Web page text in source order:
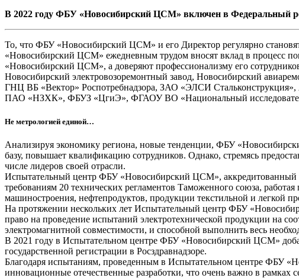
В 2022 году ФБУ «Новосибирский ЦСМ» включен в Федеральный
То, что ФБУ «Новосибирский ЦСМ» и его Директор регулярно
«Новосибирский ЦСМ» ежедневным трудом вносят вклад в процесс
«Новосибирский ЦСМ», а доверяют профессионализму его
Новосибирский электровозоремонтный завод, Новосибирский
ГНЦ ВБ «Вектор» Роспотребнадзора, ЗАО «ЭЛСИ
ПАО «НЗХК», ФБУЗ «ЦгиЭ», ФГАОУ ВО «Национальный
Не метрологией единой…
Анализируя экономику региона, новые тенденции, ФБУ
базу, повышает квалификацию сотрудников. Однако, стремясь
числе лидеров своей отрасли.
Испытательный центр ФБУ «Новосибирский ЦСМ», аккредитованный
требованиям 20 технических регламентов Таможенного союза,
машиностроения, нефтепродуктов, продукции текстильной и легкой
На протяжении нескольких лет Испытательный центр ФБУ
право на проведение испытаний электротехнической продукции на
электромагнитной совместимости, и способной выполнить весь
В 2021 году в Испытательном центре ФБУ «Новосибирский ЦСМ»
государственной регистрации в Росздравнадзоре.
Благодаря испытаниям, проведенным в Испытательном центре ФБУ
инновационные отечественные разработки, что очень важно в рамках